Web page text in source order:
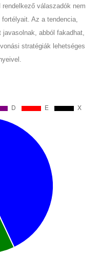
válaszadók nem
Az a tendencia,
javasolnak, abból fakadhat,
stratégiák lehetséges